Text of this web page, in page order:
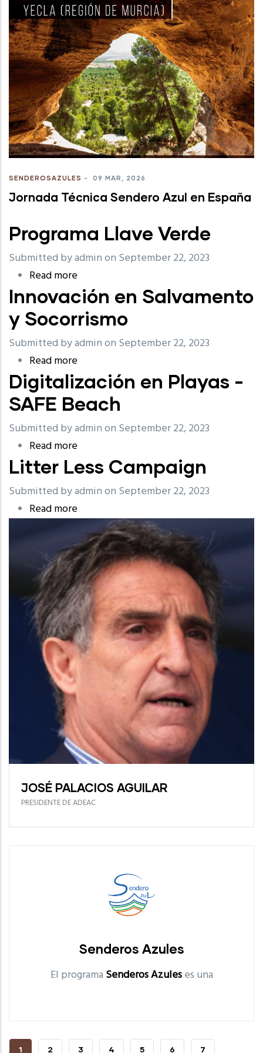
SENDEROSAZULES - 09 MAR, 2026
Jornada Técnica Sendero Azul en España
Programa Llave Verde
Submitted byadminon September 22, 2023
Read more
Programa
Llave
Verde
Innovación en Salvamento
y Socorrismo
Submitted byadminon September 22, 2023
Read more
Innovación
en
Salvamento
y
Digitalización en Playas -
SAFE Beach
Submitted byadminon September 22, 2023
Read more
Digitalización
Playas
-
SAFE
Beach
Litter Less Campaign
Submitted byadminon September 22, 2023
Read more
Litter
Less
Campaign
JOSÉ PALACIOS AGUILAR
PRESIDENTE DE ADEAC
Senderos Azules
El programa Senderos Azuleses una
CURRENT
1 PAGE
2 PAGE
3 PAGE
4 PAGE
5 PAGE
6 PAGE
7